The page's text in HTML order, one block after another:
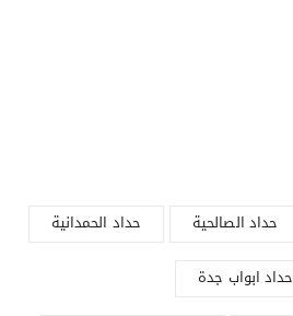
حداد الحمدانية حداد الصالحية
حداد ابواب جدة